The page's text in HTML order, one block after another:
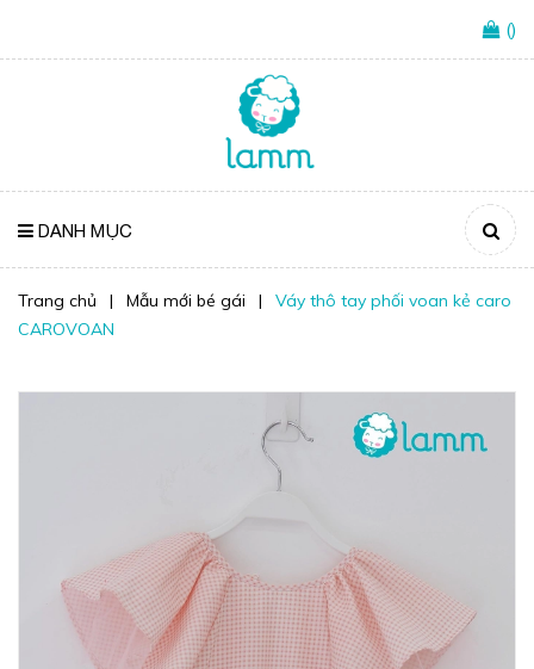
()
DANH MỤC
Trang chủ | Mẫu mới bé gái |
Váy thô tay phối voan kẻ caro
CAROVOAN